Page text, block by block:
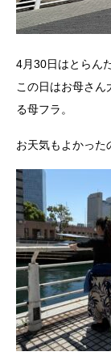
4月30日はとらん
この日はお母さん
る母フラ。
お天気もよかった